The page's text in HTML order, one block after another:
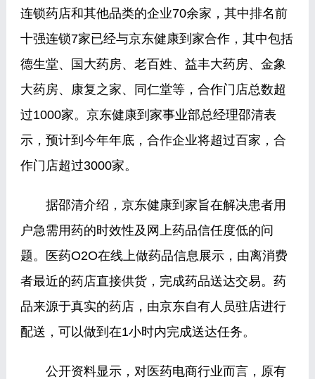
连锁药店和其他品类的企业70余家，其中排名前
十强连锁7家已经与京东健康到家合作，其中包括
德生堂、国大药房、老百姓、益丰大药房、金象
大药房、康复之家、同仁堂等，合作门店总数超
过1000家。京东健康到家事业部总经理邵清表
示，预计到今年年底，合作企业将超过百家，合
作门店超过3000家。
据邵清介绍，京东健康到家旨在解决患者用
户急需用药的时效性及网上药品信任度低的问
题。医药O2O在线上做药品信息展示，由离消费
者最近的药店直接供货，完成药品送达交易。药
品来源于真实的药店，由京东自有人员驻店进行
配送，可以做到在1小时内完成送达任务。
公开资料显示，对医药电商行业而言，原有